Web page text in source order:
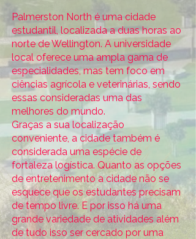
Palmerston North é uma cidade
estudantil, localizada a duas horas ao
norte de Wellington. A universidade
local oferece uma ampla gama de
especialidades, mas tem foco em
ciências agrícola e veterinárias, sendo
essas consideradas uma das
melhores do mundo.
Graças a sua localização
conveniente, a cidade também é
considerada uma espécie de
fortaleza logística. Quanto as opções
de entretenimento a cidade não se
esquece que os estudantes precisam
de tempo livre. E por isso há uma
grande variedade de atividades além
de tudo isso ser cercado por uma